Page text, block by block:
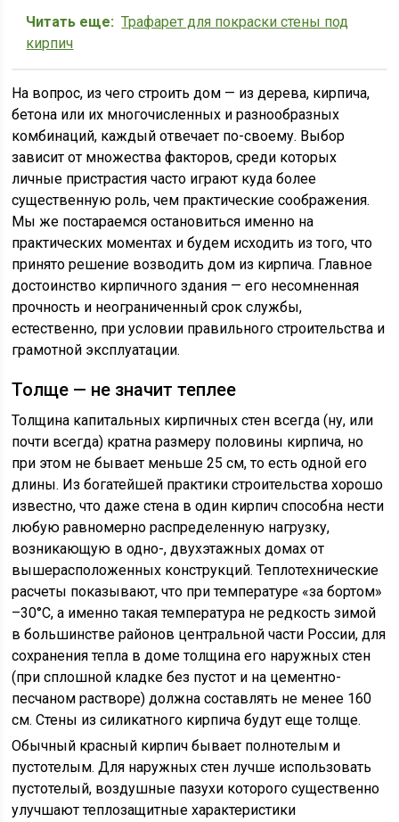
Читать еще: Трафарет для покраски стены под
кирпич
На вопрос, из чего строить дом — из дерева, кирпича,
бетона или их многочисленных и разнообразных
комбинаций, каждый отвечает по-своему. Выбор
зависит от множества факторов, среди которых
личные пристрастия часто играют куда более
существенную роль, чем практические соображения.
Мы же постараемся остановиться именно на
практических моментах и будем исходить из того, что
принято решение возводить дом из кирпича. Главное
достоинство кирпичного здания — его несомненная
прочность и неограниченный срок службы,
естественно, при условии правильного строительства и
грамотной эксплуатации.
Толще — не значит теплее
Толщина капитальных кирпичных стен всегда (ну, или
почти всегда) кратна размеру половины кирпича, но
при этом не бывает меньше 25 см, то есть одной его
длины. Из богатейшей практики строительства хорошо
известно, что даже стена в один кирпич способна нести
любую равномерно распределенную нагрузку,
возникающую в одно-, двухэтажных домах от
вышерасположенных конструкций. Теплотехнические
расчеты показывают, что при температуре «за бортом»
–30°С, а именно такая температура не редкость зимой
в большинстве районов центральной части России, для
сохранения тепла в доме толщина его наружных стен
(при сплошной кладке без пустот и на цементно-
песчаном растворе) должна составлять не менее 160
см. Стены из силикатного кирпича будут еще толще.
Обычный красный кирпич бывает полнотелым и
пустотелым. Для наружных стен лучше использовать
пустотелый, воздушные пазухи которого существенно
улучшают теплозащитные характеристики